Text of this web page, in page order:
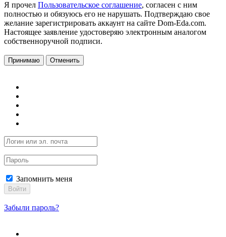
Я прочел Пользовательское соглашение, согласен с ним
полностью и обязуюсь его не нарушать. Подтверждаю свое
желание зарегистрировать аккаунт на сайте Dom-Eda.com.
Настоящее заявление удостоверяю электронным аналогом
собственноручной подписи.
Принимаю Отменить
Запомнить меня
Войти
Забыли пароль?